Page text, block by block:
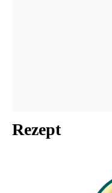
Rezept